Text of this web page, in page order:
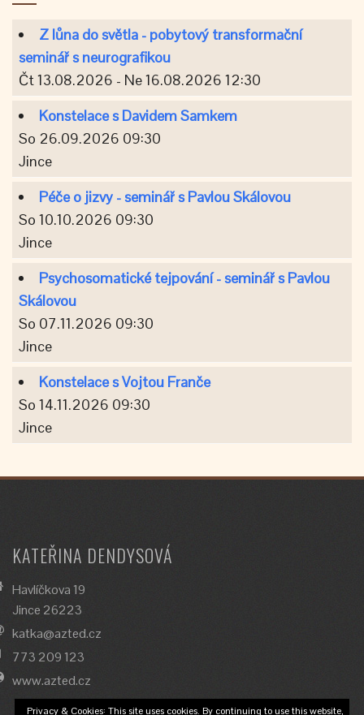
Z lůna do světla - pobytový transformační
seminář s neurografikou
Čt 13.08.2026 - Ne 16.08.2026 12:30
Konstelace s Davidem Samkem
So 26.09.2026 09:30
Jince
Péče o jizvy - seminář s Pavlou Skálovou
So 10.10.2026 09:30
Jince
Psychosomatické tejpování - seminář s Pavlou
Skálovou
So 07.11.2026 09:30
Jince
Konstelace s Vojtou Franče
So 14.11.2026 09:30
Jince
KATEŘINA DENDYSOVÁ
Havlíčkova 19
Jince 26223
katka@azted.cz
773 209 123
www.azted.cz
Privacy & Cookies: This site uses cookies. By continuing to use this website,